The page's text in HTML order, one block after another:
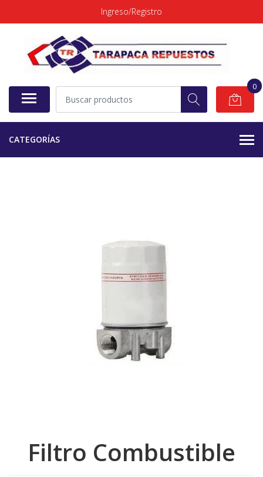
Ingreso/Registro
0
CATEGORÍAS
Filtro Combustible